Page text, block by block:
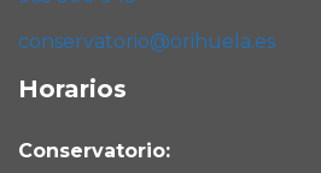
conservatorio@orihuela.es
Horarios
Conservatorio: